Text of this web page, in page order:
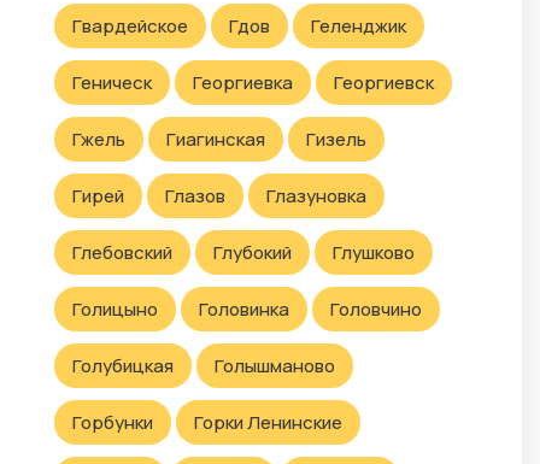
Гвардейское Гдов Геленджик
Геническ Георгиевка Георгиевск
Гжель Гиагинская Гизель
Гирей Глазов Глазуновка
Глебовский Глубокий Глушково
Голицыно Головинка Головчино
Голубицкая Голышманово
Горбунки Горки Ленинские